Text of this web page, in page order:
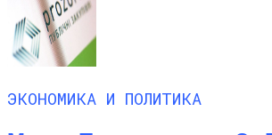
ЭКОНОМИКА И ПОЛИТИКА